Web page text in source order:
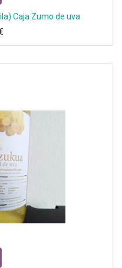
Caja Zumo de uva